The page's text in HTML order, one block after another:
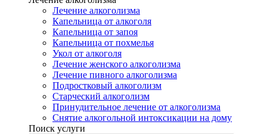
Лечение алкоголизма
Капельница от алкоголя
Капельница от запоя
Капельница от похмелья
Укол от алкоголя
Лечение женского алкоголизма
Лечение пивного алкоголизма
Подростковый алкоголизм
Старческий алкоголизм
Принудительное лечение от алкоголизма
Снятие алкогольной интоксикации на дому
Поиск услуги